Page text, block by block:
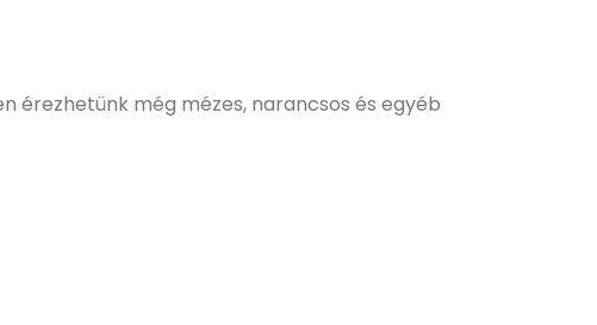
érezhetünk még mézes, narancsos és egyéb